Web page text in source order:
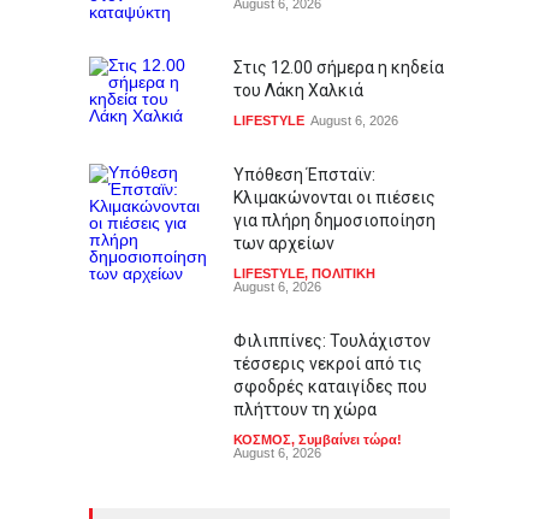
August 6, 2026
Στις 12.00 σήμερα η κηδεία
του Λάκη Χαλκιά
LIFESTYLE August 6, 2026
Υπόθεση Έπσταϊν:
Κλιμακώνονται οι πιέσεις
για πλήρη δημοσιοποίηση
των αρχείων
LIFESTYLE, ΠΟΛΙΤΙΚΗ
August 6, 2026
Φιλιππίνες: Τουλάχιστον
τέσσερις νεκροί από τις
σφοδρές καταιγίδες που
πλήττουν τη χώρα
ΚΟΣΜΟΣ, Συμβαίνει τώρα!
August 6, 2026